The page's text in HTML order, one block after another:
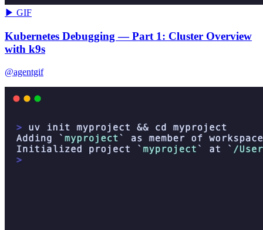
▶ GIF
Kubernetes Debugging — Part 1: Cluster Overview
with k9s
@agentgif